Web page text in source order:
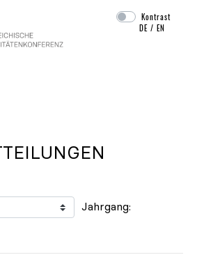
Navigation überspringen
Kontrast
DE /EN
Jahrgang: